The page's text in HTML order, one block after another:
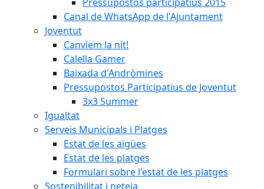
Canal de WhatsApp de l'Ajuntament
Joventut
Canviem la nit!
Calella Gamer
Baixada d'Andròmines
Pressupostos Participatius de Joventut
3x3 Summer
Igualtat
Serveis Municipals i Platges
Estat de les aigües
Estat de les platges
Formulari sobre l'estat de les platges
Sostenibilitat i neteja